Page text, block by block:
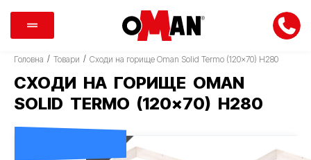
Головна / Товари / Сходи на горище Oman Solid Termo (120×70) H280
СХОДИ НА ГОРИЩЕ OMAN
SOLID TERMO (120×70) H280
ДОСТАВКА 0 ГРН